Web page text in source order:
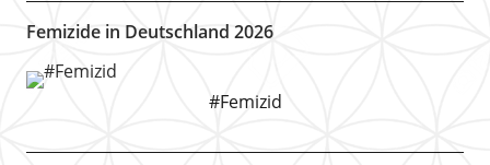
Femizide in Deutschland 2026
#Femizid